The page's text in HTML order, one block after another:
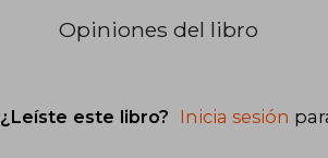
Opiniones del libro
¿Leíste este libro? Inicia sesión